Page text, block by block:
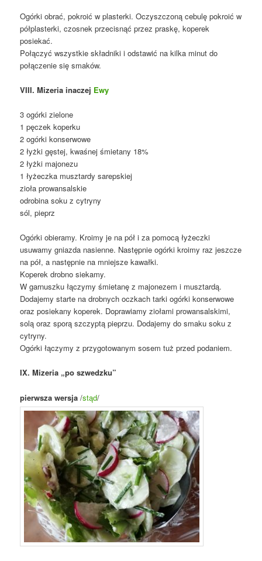
Ogórki obrać, pokroić w plasterki. Oczyszczoną cebulę pokroić w
półplasterki, czosnek przecisnąć przez praskę, koperek
posiekać.
Połączyć wszystkie składniki i odstawić na kilka minut do
połączenie się smaków.
VIII. Mizeria inaczej Ewy
3 ogórki zielone
1 pęczek koperku
2 ogórki konserwowe
2 łyżki gęstej, kwaśnej śmietany 18%
2 łyżki majonezu
1 łyżeczka musztardy sarepskiej
zioła prowansalskie
odrobina soku z cytryny
sól, pieprz
Ogórki obieramy. Kroimy je na pół i za pomocą łyżeczki
usuwamy gniazda nasienne. Następnie ogórki kroimy raz jeszcze
na pół, a następnie na mniejsze kawałki.
Koperek drobno siekamy.
W garnuszku łączymy śmietanę z majonezem i musztardą.
Dodajemy starte na drobnych oczkach tarki ogórki konserwowe
oraz posiekany koperek. Doprawiamy ziołami prowansalskimi,
solą oraz sporą szczyptą pieprzu. Dodajemy do smaku soku z
cytryny.
Ogórki łączymy z przygotowanym sosem tuż przed podaniem.
IX. Mizeria „po szwedzku”
pierwsza wersja /stąd/